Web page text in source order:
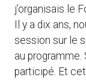
j’organisais le
Il y a dix ans,
session sur le
au
participé. Et